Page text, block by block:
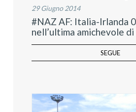
29 Giugno 2014
#NAZ AF: Italia-Irlanda
nell’ultima amichevole
SEGUE